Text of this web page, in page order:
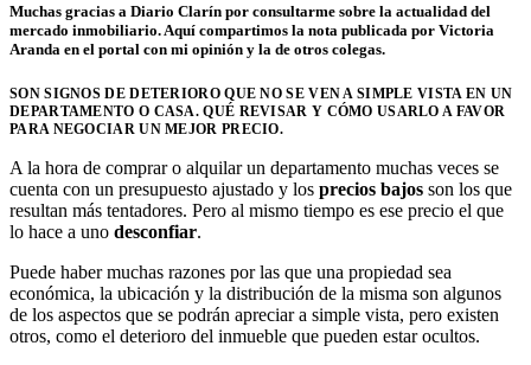
Muchas gracias a Diario Clarín por consultarme sobre la actualidad del
mercado inmobiliario. Aquí compartimos la nota publicada por Victoria
Aranda en el portal con mi opinión y la de otros colegas.
SON SIGNOS DE DETERIORO QUE NO SE VEN A SIMPLE VISTA EN UN
DEPARTAMENTO O CASA. QUÉ REVISAR Y CÓMO USARLO A FAVOR
PARA NEGOCIAR UN MEJOR PRECIO.
A la hora de comprar o alquilar un departamento muchas veces se
cuenta con un presupuesto ajustado y los precios bajos son los que
resultan más tentadores. Pero al mismo tiempo es ese precio el que
lo hace a uno desconfiar.
Puede haber muchas razones por las que una propiedad sea
económica, la ubicación y la distribución de la misma son algunos
de los aspectos que se podrán apreciar a simple vista, pero existen
otros, como el deterioro del inmueble que pueden estar ocultos.